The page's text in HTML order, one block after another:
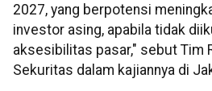
2027, yang berpotensi
investor asing, apabila tidak
aksesibilitas pasar," sebut Tim
Sekuritas dalam kajiannya di